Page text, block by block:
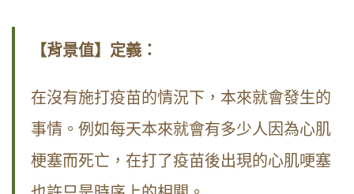
【背景值】定義：
在沒有施打疫苗的情況下，本來就會發生的
事情。例如每天本來就會有多少人因為心肌
梗塞而死亡，在打了疫苗後出現的心肌哽塞